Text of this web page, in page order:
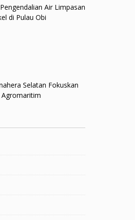
Air Limpasan
di Pulau Obi
Selatan Fokuskan